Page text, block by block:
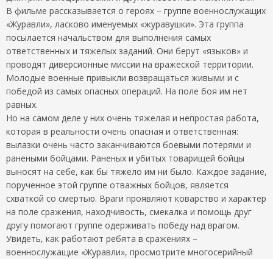
В фильме рассказывается о героях – группе военнослужащих
«Журавли», ласково именуемых «журавушки». Эта группа
посылается начальством для выполнения самых
ответственных и тяжелых заданий. Они берут «языков» и
проводят диверсионные миссии на вражеской территории.
Молодые военные привыкли возвращаться живыми и с
победой из самых опасных операций. На поле боя им нет
равных.
Но на самом деле у них очень тяжелая и непростая работа,
которая в реальности очень опасная и ответственная:
вылазки очень часто заканчиваются боевыми потерями и
ранеными бойцами. Раненых и убитых товарищей бойцы
выносят на себе, как бы тяжело им ни было. Каждое задание,
порученное этой группе отважных бойцов, является
схваткой со смертью. Враги проявляют коварство и характер
на поле сражения, находчивость, смекалка и помощь друг
другу помогают группе одерживать победу над врагом.
Увидеть, как работают ребята в сражениях –
военнослужащие «Журавли», просмотрите многосерийный